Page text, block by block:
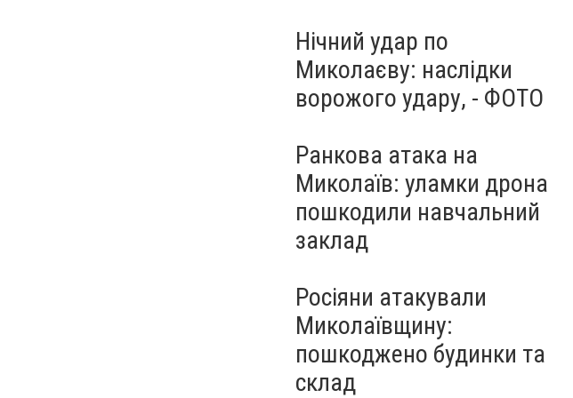
Нічний удар по
Миколаєву: наслідки
ворожого удару, - ФОТО
Ранкова атака на
Миколаїв: уламки дрона
пошкодили навчальний
заклад
Росіяни атакували
Миколаївщину:
пошкоджено будинки та
склад